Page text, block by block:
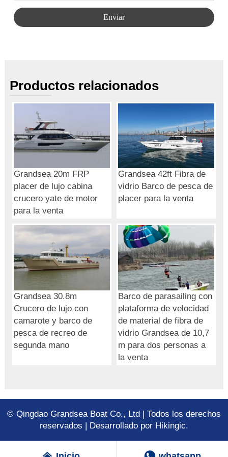
Enviar
Productos relacionados
Grandsea 20m FRP
placer de lujo cabina
crucero yate de motor
para la venta
Grandsea 42ft Fibra de
vidrio Barco de pesca de
placer para la venta
Grandsea 30.8m
Crucero de lujo con
camarote y barco de
pesca de recreo de
segunda mano
Barco de parasailing con
plataforma de velocidad
de material de fibra de
vidrio Grandsea de 10,7
m para dos personas a
la venta
© Qingdao Grandsea Boat Co., Ltd | Todos los derechos
reservados | Desarrollado por Hikingic.